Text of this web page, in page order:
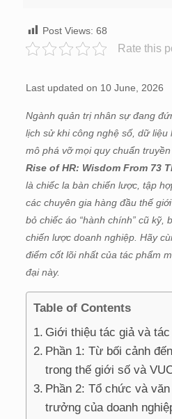
Post Views: 68
Rate this
Last updated on 10 June, 2026
Ngành quản trị nhân sự đang
lịch sử khi công nghệ số, dữ liệu
mô phá vỡ mọi quy chuẩn
Rise of HR: Wisdom From 73
là chiếc la bàn chiến lược, tập
các chuyên gia hàng đầu thế
bỏ chiếc áo “hành chính” cũ kỹ,
chiến lược doanh nghiệp. Hãy
điểm cốt lõi nhất của tác phẩm
đại này.
Table of Contents
Giới thiệu tác giả và tác
Phần 1: Từ bối cảnh
trong thế giới số và
Phần 2: Tổ chức và
trưởng của doanh